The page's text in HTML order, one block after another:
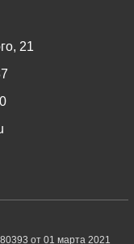
21
от 01 марта 2021